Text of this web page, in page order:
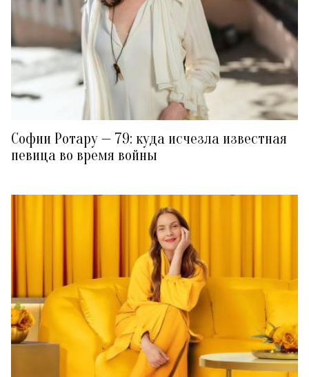
Софии Ротару — 79: куда исчезла известная
певица во время войны